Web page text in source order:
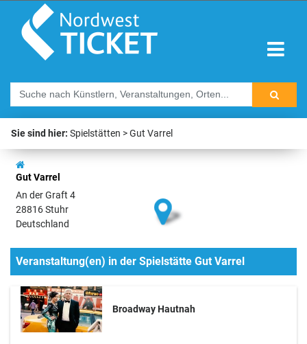
Sie sind hier: Spielstätten Gut Varrel
Gut Varrel
An der Graft 4
28816 Stuhr
Deutschland
Veranstaltung(en) in der Spielstätte Gut Varrel
Broadway Hautnah